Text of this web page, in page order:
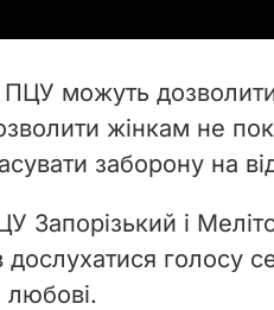
i
d
e
o
можуть
жінкам не
заборону на
Запорізький і
голосу
любові.